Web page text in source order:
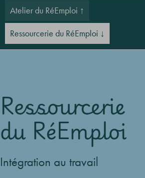
Atelier du RéEmploi
Ressourcerie du RéEmploi
Ressourcerie
du RéEmploi
Intégration au travail